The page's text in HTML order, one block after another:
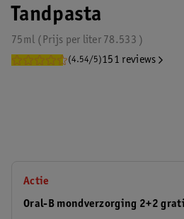
Tandpasta
75ml 78.533
Prijs per liter
(4.54/5)151 reviews
Actie
Oral-B mondverzorging 2+2